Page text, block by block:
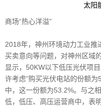
太阳
商场“热心洋溢”
2018年，神州环境动力工业推
买卖意向等问题，对神州区域
显示，50KW以下低压光伏项
许考虑”购买光伏电站的份额
中，这一份额为53.2%。与之
低，低压、高压运营商中，表